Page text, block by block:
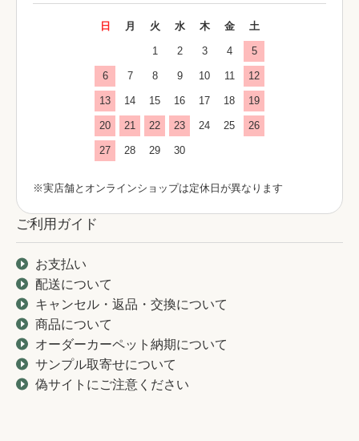
日 月 火 水 木 金 土
1 2 3 4 5
6 7 8 9 10 11 12
13 14 15 16 17 18 19
20 21 22 23 24 25 26
27 28 29 30
※実店舗とオンラインショップは定休日が異なります
ご利用ガイド
お支払い
配送について
キャンセル・返品・交換について
商品について
オーダーカーペット納期について
サンプル取寄せについて
偽サイトにご注意ください